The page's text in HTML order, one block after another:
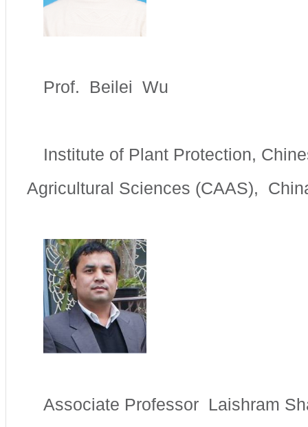
Prof. Beilei Wu
Institute of Plant Protection,
Agricultural Sciences (CAAS),
Associate Professor Laishram